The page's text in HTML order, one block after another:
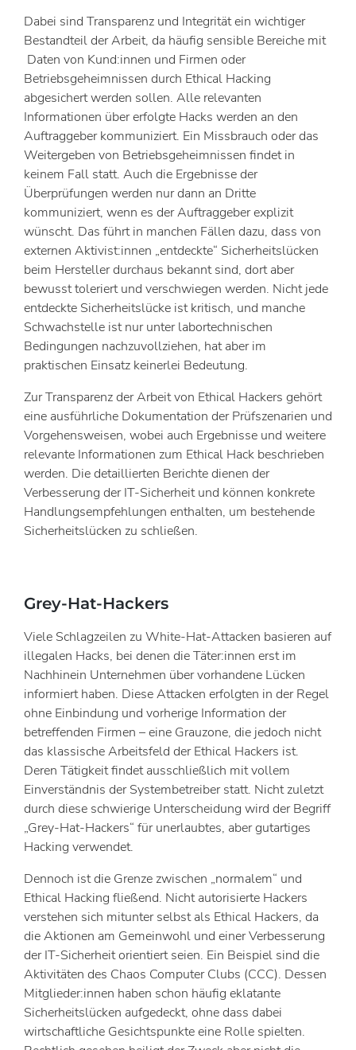
Dabei sind Transparenz und Integrität ein wichtiger
Bestandteil der Arbeit, da häufig sensible Bereiche mit
Daten von Kund:innen und Firmen oder
Betriebsgeheimnissen durch Ethical Hacking
abgesichert werden sollen. Alle relevanten
Informationen über erfolgte Hacks werden an den
Auftraggeber kommuniziert. Ein Missbrauch oder das
Weitergeben von Betriebsgeheimnissen findet in
keinem Fall statt. Auch die Ergebnisse der
Überprüfungen werden nur dann an Dritte
kommuniziert, wenn es der Auftraggeber explizit
wünscht. Das führt in manchen Fällen dazu, dass von
externen Aktivist:innen „entdeckte“ Sicherheitslücken
beim Hersteller durchaus bekannt sind, dort aber
bewusst toleriert und verschwiegen werden. Nicht jede
entdeckte Sicherheitslücke ist kritisch, und manche
Schwachstelle ist nur unter labortechnischen
Bedingungen nachzuvollziehen, hat aber im
praktischen Einsatz keinerlei Bedeutung.
Zur Transparenz der Arbeit von Ethical Hackers gehört
eine ausführliche Dokumentation der Prüfszenarien und
Vorgehensweisen, wobei auch Ergebnisse und weitere
relevante Informationen zum Ethical Hack beschrieben
werden. Die detaillierten Berichte dienen der
Verbesserung der IT-Sicherheit und können konkrete
Handlungsempfehlungen enthalten, um bestehende
Sicherheitslücken zu schließen.
Grey-Hat-Hackers
Viele Schlagzeilen zu White-Hat-Attacken basieren auf
illegalen Hacks, bei denen die Täter:innen erst im
Nachhinein Unternehmen über vorhandene Lücken
informiert haben. Diese Attacken erfolgten in der Regel
ohne Einbindung und vorherige Information der
betreffenden Firmen – eine Grauzone, die jedoch nicht
das klassische Arbeitsfeld der Ethical Hackers ist.
Deren Tätigkeit findet ausschließlich mit vollem
Einverständnis der Systembetreiber statt. Nicht zuletzt
durch diese schwierige Unterscheidung wird der Begriff
„Grey-Hat-Hackers“ für unerlaubtes, aber gutartiges
Hacking verwendet.
Dennoch ist die Grenze zwischen „normalem“ und
Ethical Hacking fließend. Nicht autorisierte Hackers
verstehen sich mitunter selbst als Ethical Hackers, da
die Aktionen am Gemeinwohl und einer Verbesserung
der IT-Sicherheit orientiert seien. Ein Beispiel sind die
Aktivitäten des Chaos Computer Clubs (CCC). Dessen
Mitglieder:innen haben schon häufig eklatante
Sicherheitslücken aufgedeckt, ohne dass dabei
wirtschaftliche Gesichtspunkte eine Rolle spielten.